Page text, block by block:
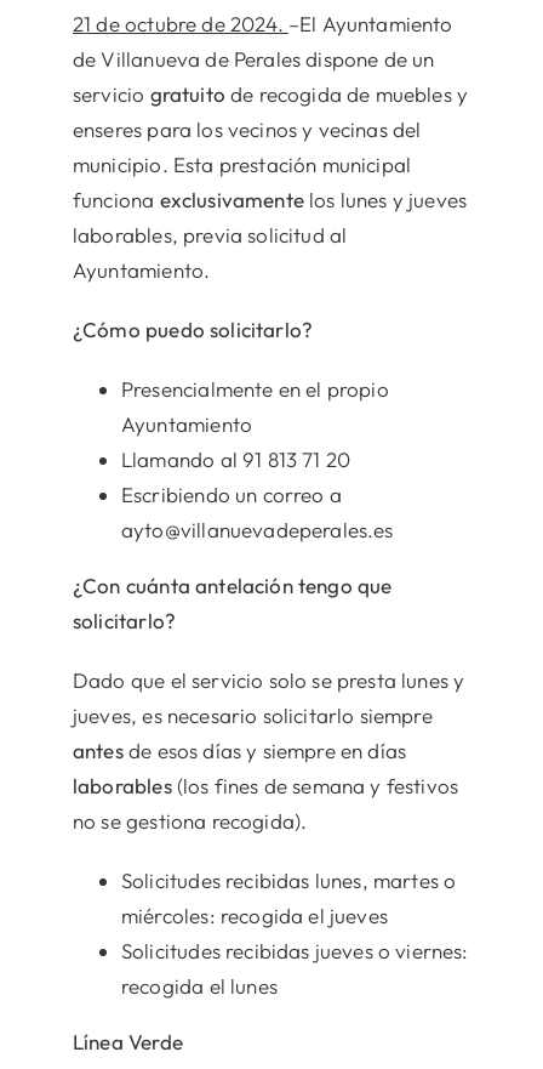
21 de octubrede 2024. –El Ayuntamiento
de Villanueva de Perales dispone de un
servicio gratuito de recogida de muebles y
enseres para los vecinos y vecinas del
municipio. Esta prestación municipal
funciona exclusivamentelos lunes y jueves
laborables, previa solicitud al
Ayuntamiento.
¿Cómo puedo solicitarlo?
Presencialmente en el propio
Ayuntamiento
Llamando al 91 813 71 20
Escribiendo un correo a
ayto@villanuevadeperales.es
¿Con cuánta antelación tengo que
solicitarlo?
Dado que el servicio solo se presta lunes y
jueves, es necesario solicitarlo siempre
antesde esos días y siempre en días
laborables (los fines de semana y festivos
no se gestiona recogida).
Solicitudes recibidas lunes, martes o
miércoles: recogida el jueves
Solicitudes recibidas jueves o viernes:
recogida el lunes
Línea Verde